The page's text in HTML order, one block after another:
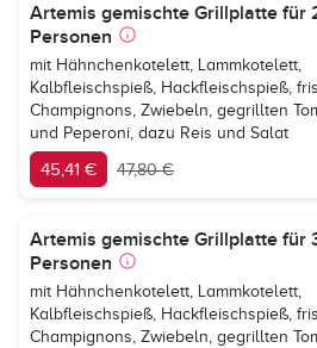
Artemis gemischte Grillplatte für
Personen
mit Hähnchenkotelett, Lammkotelett,
Kalbfleischspieß, Hackfleischspieß,
Champignons, Zwiebeln, gegrillten
und Peperoni, dazu Reis und Salat
45,41 € 47,80 €
Artemis gemischte Grillplatte für
Personen
mit Hähnchenkotelett, Lammkotelett,
Kalbfleischspieß, Hackfleischspieß,
Champignons, Zwiebeln, gegrillten